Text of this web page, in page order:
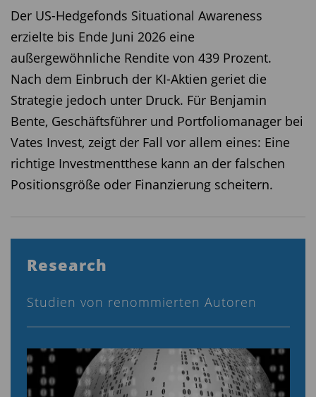
Der US-Hedgefonds Situational Awareness
erzielte bis Ende Juni 2026 eine
außergewöhnliche Rendite von 439 Prozent.
Nach dem Einbruch der KI-Aktien geriet die
Strategie jedoch unter Druck. Für Benjamin
Bente, Geschäftsführer und Portfoliomanager bei
Vates Invest, zeigt der Fall vor allem eines: Eine
richtige Investmentthese kann an der falschen
Positionsgröße oder Finanzierung scheitern.
Research
Studien von renommierten Autoren